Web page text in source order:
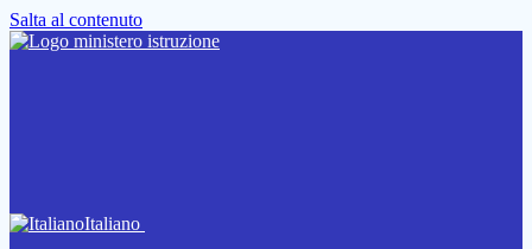
Salta al contenuto
Italiano